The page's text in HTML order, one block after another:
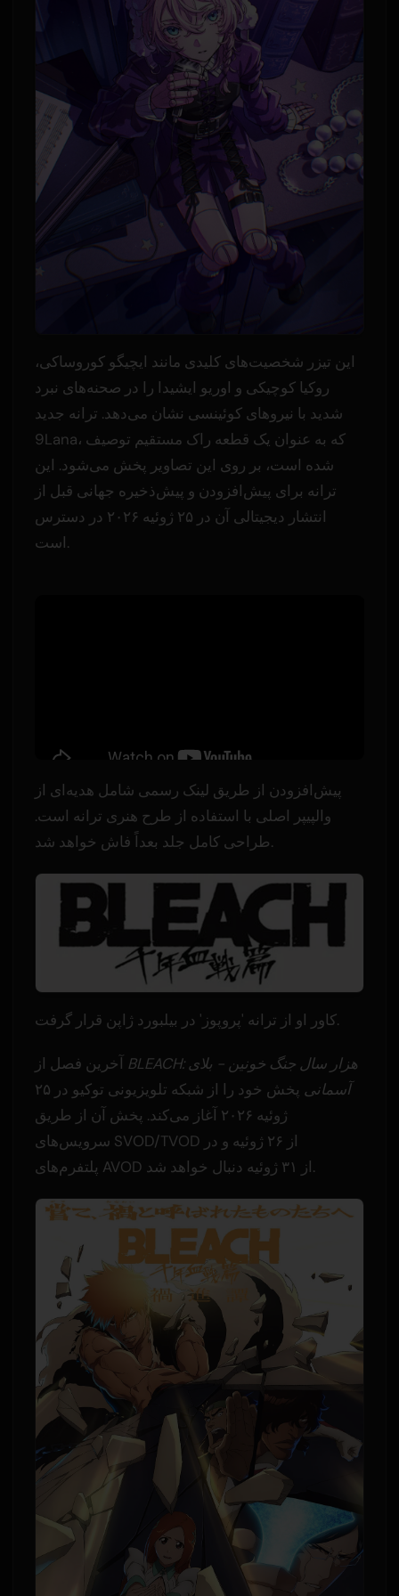
این تیزر شخصیت‌های کلیدی مانند ایچیگو کوروساکی،
روکیا کوچیکی و اوریو ایشیدا را در صحنه‌های نبرد
شدید با نیروهای کوئینسی نشان می‌دهد. ترانه جدید
9Lana، که به عنوان یک قطعه راک مستقیم توصیف
شده است، بر روی این تصاویر پخش می‌شود. این
ترانه برای پیش‌افزودن و پیش‌ذخیره جهانی قبل از
انتشار دیجیتالی آن در ۲۵ ژوئیه ۲۰۲۶ در دسترس
است.
پیش‌افزودن از طریق لینک رسمی شامل هدیه‌ای از
والپیپر اصلی با استفاده از طرح هنری ترانه است.
طراحی کامل جلد بعداً فاش خواهد شد.
کاور او از ترانه 'پروپوز' در بیلبورد ژاپن قرار گرفت.
BLEACH: هزار سال جنگ خونین - بلای
آسمانی
پخش خود را از شبکه تلویزیونی توکیو در ۲۵
ژوئیه ۲۰۲۶ آغاز می‌کند. پخش آن از طریق
سرویس‌های SVOD/TVOD از ۲۶ ژوئیه و در
پلتفرم‌های AVOD از ۳۱ ژوئیه دنبال خواهد شد.